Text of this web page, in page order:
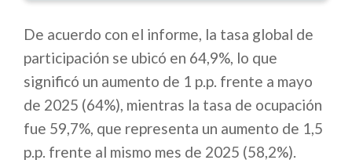
De acuerdo con el informe, la tasa global de
participación se ubicó en 64,9%, lo que
significó un aumento de 1 p.p. frente a mayo
de 2025 (64%), mientras la tasa de ocupación
fue 59,7%, que representa un aumento de 1,5
p.p. frente al mismo mes de 2025 (58,2%).